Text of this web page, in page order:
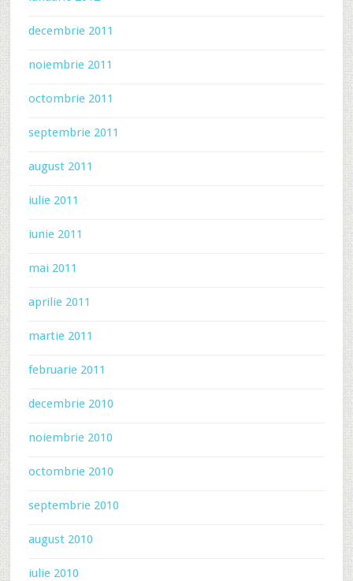
decembrie 2011
noiembrie 2011
octombrie 2011
septembrie 2011
august 2011
iulie 2011
iunie 2011
mai 2011
aprilie 2011
martie 2011
februarie 2011
decembrie 2010
noiembrie 2010
octombrie 2010
septembrie 2010
august 2010
iulie 2010